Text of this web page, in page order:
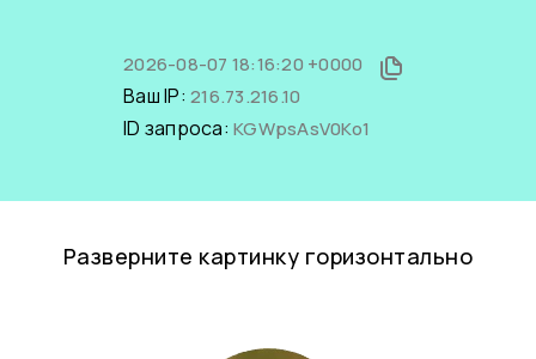
2026-08-07 18:16:20 +0000
Ваш IP: 216.73.216.10
ID запроса: KGWpsAsV0Ko1
Разверните картинку горизонтально